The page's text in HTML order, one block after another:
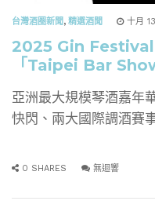
台灣酒圈新聞, 精選酒聞 十月
2025 Gin
「Taipei Bar
亞洲最大規模琴酒嘉年
快閃、兩大國際調酒賽
0 SHARES 無迴響